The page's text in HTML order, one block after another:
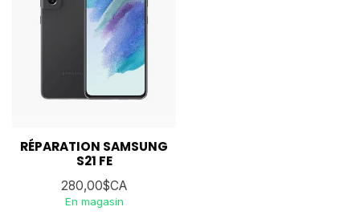
RÉPARATION SAMSUNG
S21 FE
280,00$CA
En magasin